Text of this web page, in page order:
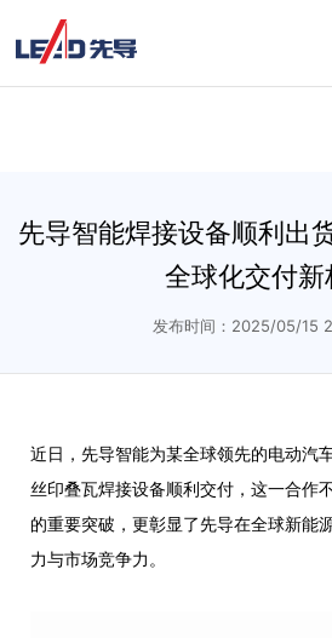
先导智能焊接设备顺利出
全球化交付新
发布时间：2025/05/15
近日，先导智能为某全球领先的电动汽
丝印叠瓦焊接设备顺利 交付，这一合作
的重要突破 ，更彰显了先导在全球新能
力与市场竞争力 。